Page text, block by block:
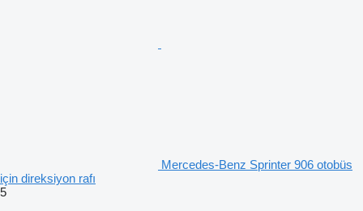
Mercedes-Benz Sprinter 906 otobüs
için direksiyon rafı
5